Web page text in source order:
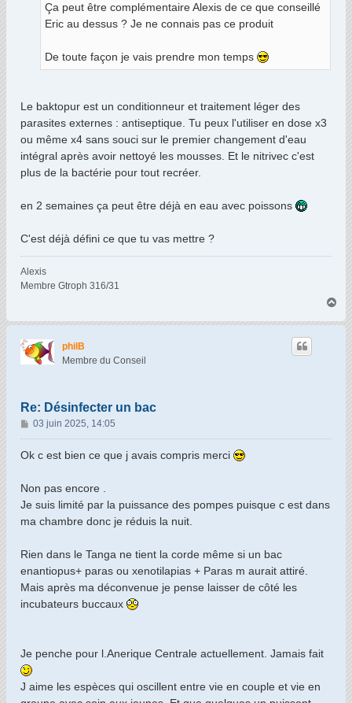
Ça peut être complémentaire Alexis de ce que conseillé
Eric au dessus ? Je ne connais pas ce produit
De toute façon je vais prendre mon temps
Le baktopur est un conditionneur et traitement léger des
parasites externes : antiseptique. Tu peux l'utiliser en dose x3
ou même x4 sans souci sur le premier changement d'eau
intégral après avoir nettoyé les mousses. Et le nitrivec c'est
plus de la bactérie pour tout recréer.
en 2 semaines ça peut être déjà en eau avec poissons
C'est déjà défini ce que tu vas mettre ?
Alexis
Membre Gtroph 316/31
u
philB
Membre du Conseil
Re: Désinfecter un bac
M
e
s
g
e
03 juin 2025, 14:05
Ok c est bien ce que j avais compris merci
Non pas encore .
Je suis limité par la puissance des pompes puisque c est dans
ma chambre donc je réduis la nuit.
Rien dans le Tanga ne tient la corde même si un bac
enantiopus+ paras ou xenotilapias + Paras m aurait attiré.
Mais après ma déconvenue je pense laisser de côté les
incubateurs buccaux
Je penche pour l.Anerique Centrale actuellement. Jamais fait
J aime les espèces qui oscillent entre vie en couple et vie en